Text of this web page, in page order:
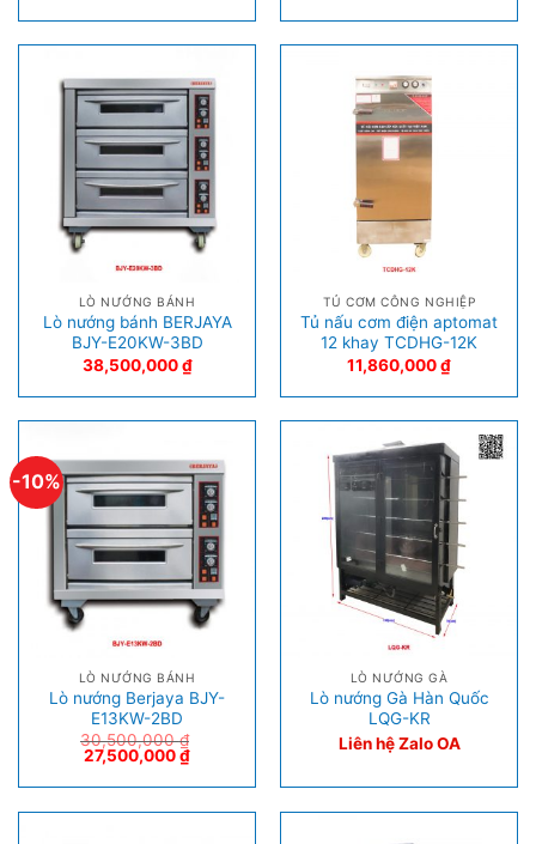
LÒ NƯỚNG BÁNH
Lò nướng bánh BERJAYA
BJY-E20KW-3BD
38,500,000₫
TỦ CƠM CÔNG NGHIỆP
Tủ nấu cơm điện aptomat
12 khay TCDHG-12K
11,860,000₫
-10%
LÒ NƯỚNG BÁNH
Lò nướng Berjaya BJY-
E13KW-2BD
30,500,000₫
27,500,000₫
LÒ NƯỚNG GÀ
Lò nướng Gà Hàn Quốc
LQG-KR
Liên hệ Zalo OA